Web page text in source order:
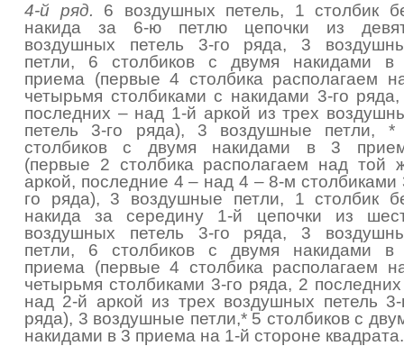
4-й ряд. 6 воздушных петель, 1 столбик
накида за 6-ю петлю цепочки из
воздушных петель 3-го ряда, 3
петли, 6 столбиков с двумя накидами
приема (первые 4 столбика располагаем
четырьмя столбиками с накидами 3-го
последних – над 1-й аркой из трех
петель 3-го ряда), 3 воздушные петли,
столбиков с двумя накидами в 3
(первые 2 столбика располагаем над той
аркой, последние 4 – над 4 – 8-м столбиками
го ряда), 3 воздушные петли, 1 столбик
накида за середину 1-й цепочки из
воздушных петель 3-го ряда, 3
петли, 6 столбиков с двумя накидами
приема (первые 4 столбика располагаем
четырьмя столбиками 3-го ряда, 2
над 2-й аркой из трех воздушных петель 3-
ряда), 3 воздушные петли,* 5 столбиков с
накидами в 3 приема на 1-й стороне квадрата.